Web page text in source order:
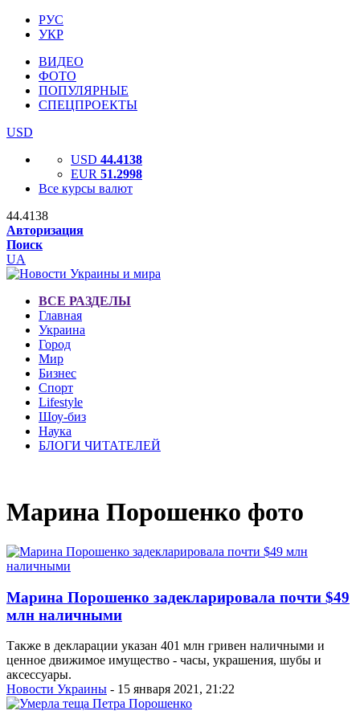
РУС
УКР
ВИДЕО
ФОТО
ПОПУЛЯРНЫЕ
СПЕЦПРОЕКТЫ
USD
USD 44.4138
EUR 51.2998
Все курсы валют
44.4138
Авторизация
Поиск
UA
ВСЕ РАЗДЕЛЫ
Главная
Украина
Город
Мир
Бизнес
Спорт
Lifestyle
Шоу-биз
Наука
БЛОГИ ЧИТАТЕЛЕЙ
Марина Порошенко фото
Марина Порошенко задекларировала почти $49
млн наличными
Также в декларации указан 401 млн гривен наличными и
ценное движимое имущество - часы, украшения, шубы и
аксессуары.
Новости Украины - 15 января 2021, 21:22